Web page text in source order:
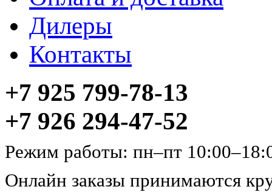
Дилеры
Контакты
+7 925 799-78-13
+7 926 294-47-52
Режим работы: пн–пт
Онлайн заказы принимаются